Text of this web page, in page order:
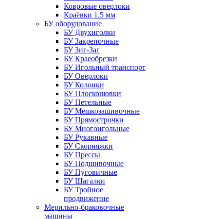
Ковровые оверлоки
Краёвки 1.5 мм
БУ оборудование
БУ Двухиголки
БУ Закрепочные
БУ Зиг-Заг
БУ Краеобрезки
БУ Игольный транспорт
БУ Оверлоки
БУ Колонки
БУ Плоскошовки
БУ Петельные
БУ Мешкозашивочные
БУ Прямострочки
БУ Многоигольные
БУ Рукавные
БУ Скорняжки
БУ Прессы
БУ Подшивочные
БУ Пуговичные
БУ Шагалки
БУ Тройное
продвижение
Мерильно-браковочные
машины